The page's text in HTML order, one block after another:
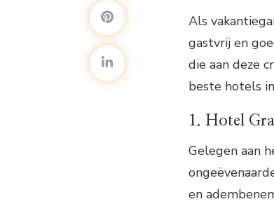
Als
gastvrij en
die aan deze
beste hotels
1. Hotel
Gelegen aan
en